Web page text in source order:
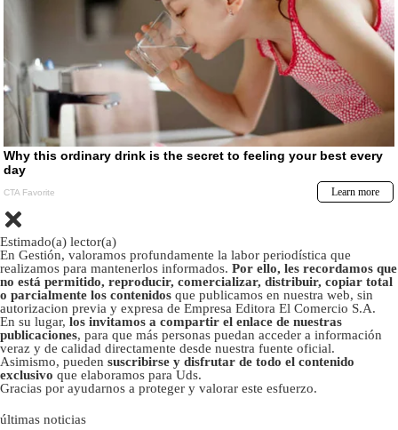
Estimado(a) lector(a)
En Gestión, valoramos profundamente la labor periodística que
realizamos para mantenerlos informados. Por ello, les recordamos que
no está permitido, reproducir, comercializar, distribuir, copiar total
o parcialmente los contenidos que publicamos en nuestra web, sin
autorizacion previa y expresa de Empresa Editora El Comercio S.A.
En su lugar, los invitamos a compartir el enlace de nuestras
publicaciones, para que más personas puedan acceder a información
veraz y de calidad directamente desde nuestra fuente oficial.
Asimismo, pueden suscribirse y disfrutar de todo el contenido
exclusivo que elaboramos para Uds.
Gracias por ayudarnos a proteger y valorar este esfuerzo.
últimas noticias